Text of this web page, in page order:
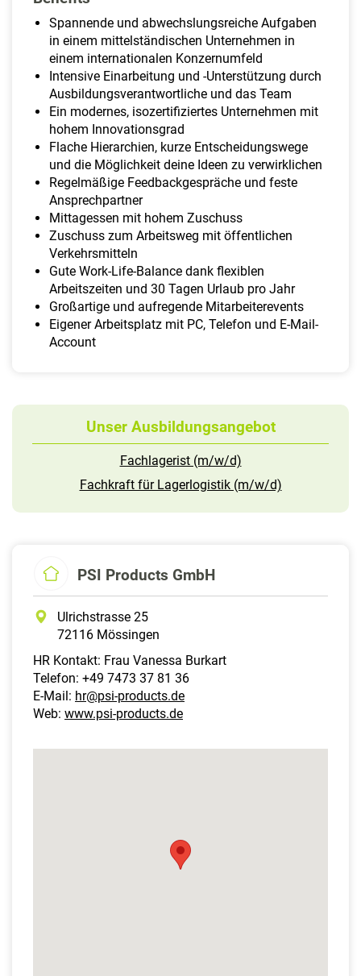
Spannende und abwechslungsreiche Aufgaben
in einem mittelständischen Unternehmen in
einem internationalen Konzernumfeld
Intensive Einarbeitung und -Unterstützung durch
Ausbildungsverantwortliche und das Team
Ein modernes, isozertifiziertes Unternehmen mit
hohem Innovationsgrad
Flache Hierarchien, kurze Entscheidungswege
und die Möglichkeit deine Ideen zu verwirklichen
Regelmäßige Feedbackgespräche und feste
Ansprechpartner
Mittagessen mit hohem Zuschuss
Zuschuss zum Arbeitsweg mit öffentlichen
Verkehrsmitteln
Gute Work-Life-Balance dank flexiblen
Arbeitszeiten und 30 Tagen Urlaub pro Jahr
Großartige und aufregende Mitarbeiterevents
Eigener Arbeitsplatz mit PC, Telefon und E-Mail-
Account
Unser Ausbildungsangebot
Fachlagerist (m/w/d)
Fachkraft für Lagerlogistik (m/w/d)
PSI Products GmbH
Ulrichstrasse 25
72116 Mössingen
HR Kontakt: Frau Vanessa Burkart
Telefon: +49 7473 37 81 36
E-Mail: hr@psi-products.de
Web: www.psi-products.de